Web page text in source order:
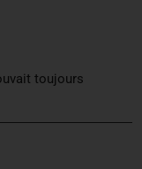
toujours